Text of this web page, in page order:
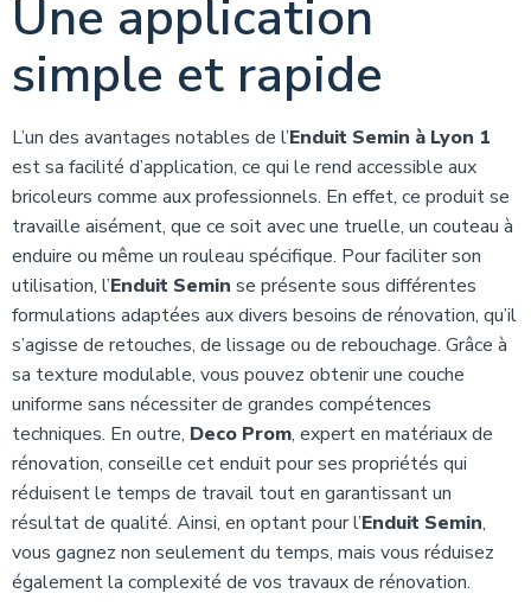
Une application
simple et rapide
L’un des avantages notables de l’Enduit Semin à Lyon 1
est sa facilité d’application, ce qui le rend accessible aux
bricoleurs comme aux professionnels. En effet, ce produit se
travaille aisément, que ce soit avec une truelle, un couteau à
enduire ou même un rouleau spécifique. Pour faciliter son
utilisation, l’Enduit Semin se présente sous différentes
formulations adaptées aux divers besoins de rénovation, qu’il
s’agisse de retouches, de lissage ou de rebouchage. Grâce à
sa texture modulable, vous pouvez obtenir une couche
uniforme sans nécessiter de grandes compétences
techniques. En outre, Deco Prom, expert en matériaux de
rénovation, conseille cet enduit pour ses propriétés qui
réduisent le temps de travail tout en garantissant un
résultat de qualité. Ainsi, en optant pour l’Enduit Semin,
vous gagnez non seulement du temps, mais vous réduisez
également la complexité de vos travaux de rénovation.